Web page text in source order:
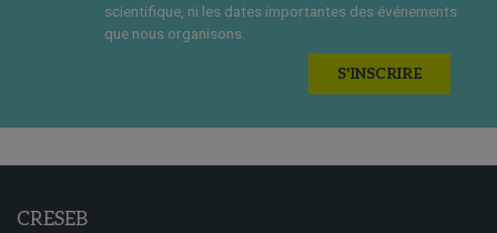
scientifique, ni les dates importantes des événements
que nous organisons.
S'INSCRIRE
CRESEB